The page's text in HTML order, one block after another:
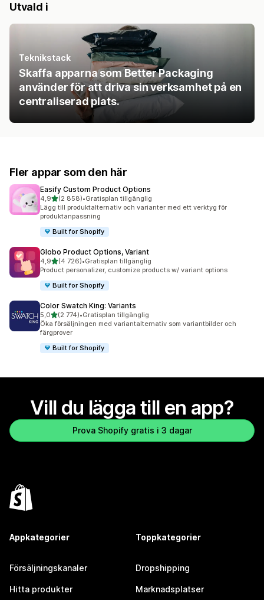
Utvald i
Teknikstack
Skaffa apparna som Better Packaging
använder för att driva sin verksamhet på en
centraliserad plats.
Fler appar som den här
Easify Custom Product Options
4,9av 5 stjärnor
(2 858)
2858 recensioner totalt
•Gratisplan tillgänglig
Lägg till produktalternativ och varianter med ett verktyg för
produktanpassning
Built for Shopify
Globo Product Options, Variant
4,9av 5 stjärnor
(4 726)
4726 recensioner totalt
•Gratisplan tillgänglig
Product personalizer, customize products w/ variant options
Built for Shopify
Color Swatch King: Variants
5,0av 5 stjärnor
(2 774)
2774 recensioner totalt
•Gratisplan tillgänglig
Öka försäljningen med variantalternativ som variantbilder och
färgprover
Built for Shopify
Vill du lägga till en app?
Prova Shopify gratis i 3 dagar
Appkategorier
Försäljningskanaler
Hitta produkter
Toppkategorier
Dropshipping
Marknadsplatser